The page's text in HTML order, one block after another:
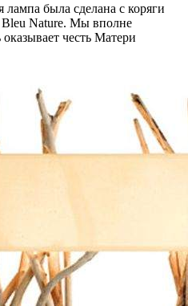
лампа была сделана с коряги
Bleu Nature. Мы вполне
честь Матери